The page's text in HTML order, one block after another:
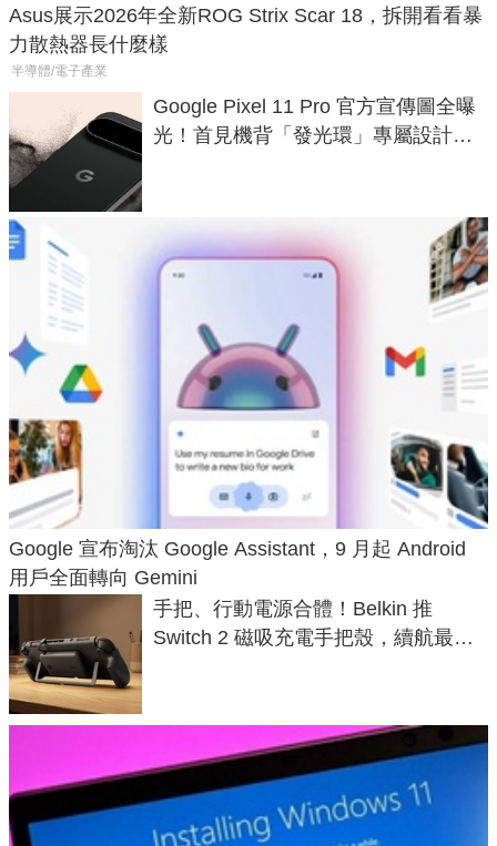
Asus展示2026年全新ROG Strix Scar 18，拆開看看暴
力散熱器長什麼樣
半導體/電子產業
Google Pixel 11 Pro 官方宣傳圖全曝
光！首見機背「發光環」專屬設計、
Google 宣布淘汰 Google Assistant，9 月起 Android
用戶全面轉向 Gemini
手把、行動電源合體！Belkin 推
Switch 2 磁吸充電手把殼，續航最高